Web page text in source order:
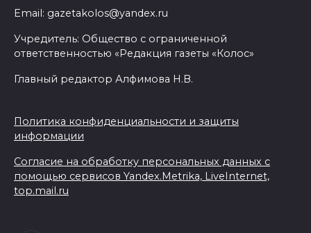
Email: gazetakolos@yandex.ru
Учредитель: Общество с ограниченной
ответственностью «Редакция газеты «Колос»
Главный редактор Алфимова Н.В.
Политика конфиденциальности и защиты
информации
Согласие на обработку персональных данных с
помощью сервисов Yandex.Metrika, LiveInternet,
top.mail.ru